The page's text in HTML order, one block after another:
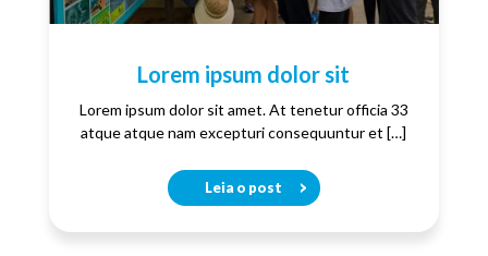
Lorem ipsum dolor sit
Lorem ipsum dolor sit amet. At tenetur officia 33
atque atque nam excepturi consequuntur et […]
Leia o post